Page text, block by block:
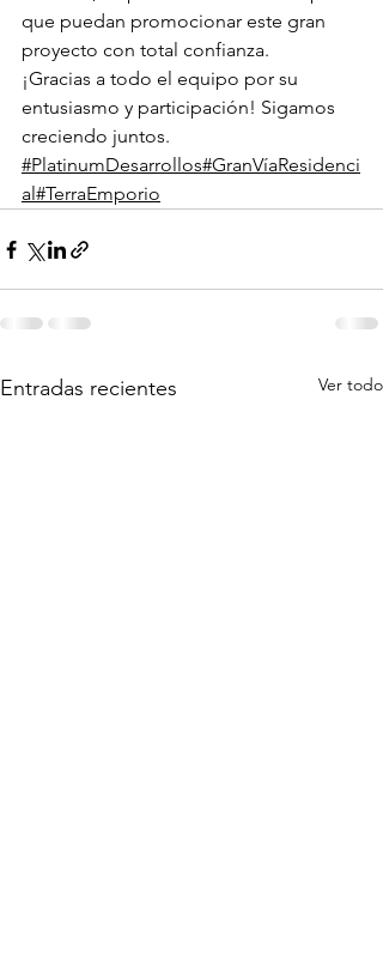
que puedan promocionar este gran
proyecto con total confianza.
¡Gracias a todo el equipo por su
entusiasmo y participación! Sigamos
creciendo juntos.
#PlatinumDesarrollos#GranVíaResidenci
al#TerraEmporio
Entradas recientes Ver todo